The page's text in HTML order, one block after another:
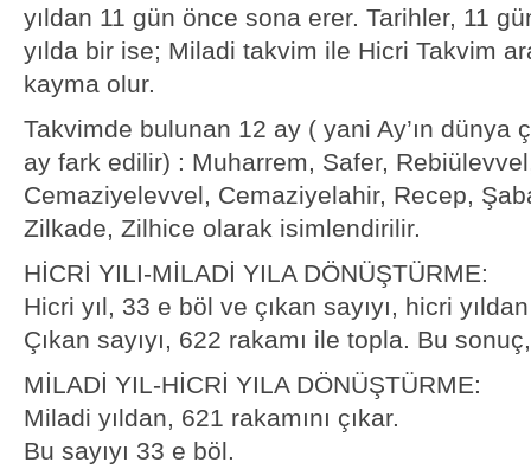
yıldan 11 gün önce sona erer. Tarihler, 11
yılda bir ise; Miladi takvim ile Hicri Takvim
kayma olur.
Takvimde bulunan 12 ay ( yani Ay’ın dünya
ay fark edilir) : Muharrem, Safer,
Cemaziyelevvel, Cemaziyelahir, Recep,
Zilkade, Zilhice olarak isimlendirilir.
HİCRİ YILI-MİLADİ YILA DÖNÜŞTÜRME:
Hicri yıl, 33 e böl ve çıkan sayıyı, hicri
Çıkan sayıyı, 622 rakamı ile topla. Bu
MİLADİ YIL-HİCRİ YILA DÖNÜŞTÜRME:
Miladi yıldan, 621 rakamını çıkar.
Bu sayıyı 33 e böl.